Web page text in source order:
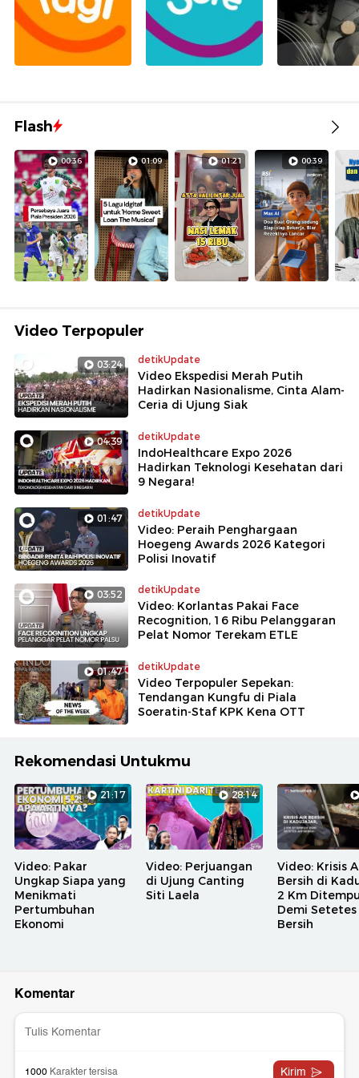
Flash
00:36 01:09 01:21 00:39
Video Terpopuler
03:24 detikUpdate
Video Ekspedisi Merah Putih
Hadirkan Nasionalisme, Cinta Alam-
Ceria di Ujung Siak
04:39 detikUpdate
IndoHealthcare Expo 2026
Hadirkan Teknologi Kesehatan dari
9 Negara!
01:47 detikUpdate
Video: Peraih Penghargaan
Hoegeng Awards 2026 Kategori
Polisi Inovatif
03:52 detikUpdate
Video: Korlantas Pakai Face
Recognition, 16 Ribu Pelanggaran
Pelat Nomor Terekam ETLE
01:47 detikUpdate
Video Terpopuler Sepekan:
Tendangan Kungfu di Piala
Soeratin-Staf KPK Kena OTT
Rekomendasi Untukmu
21:17
Video: Pakar
Ungkap Siapa yang
Menikmati
Pertumbuhan
Ekonomi
28:14
Video: Perjuangan
di Ujung Canting
Siti Laela
Video: Krisis
Bersih di
2 Km
Demi Setetes
Bersih